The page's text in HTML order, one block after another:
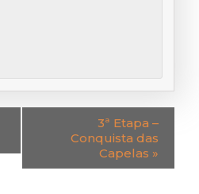
3ª Etapa –
Conquista das
Capelas »